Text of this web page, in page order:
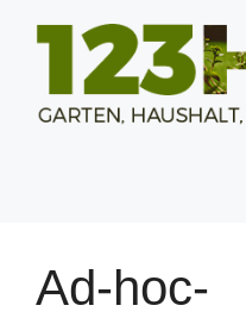
Inhalt
Ad-hoc-